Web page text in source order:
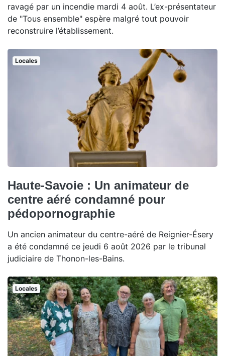
ravagé par un incendie mardi 4 août. L’ex-présentateur
de "Tous ensemble" espère malgré tout pouvoir
reconstruire l’établissement.
Locales
Haute-Savoie : Un animateur de
centre aéré condamné pour
pédopornographie
Un ancien animateur du centre-aéré de Reignier-Ésery
a été condamné ce jeudi 6 août 2026 par le tribunal
judiciaire de Thonon-les-Bains.
Locales